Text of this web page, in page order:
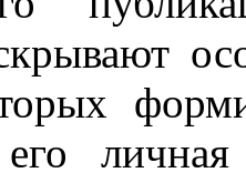
его